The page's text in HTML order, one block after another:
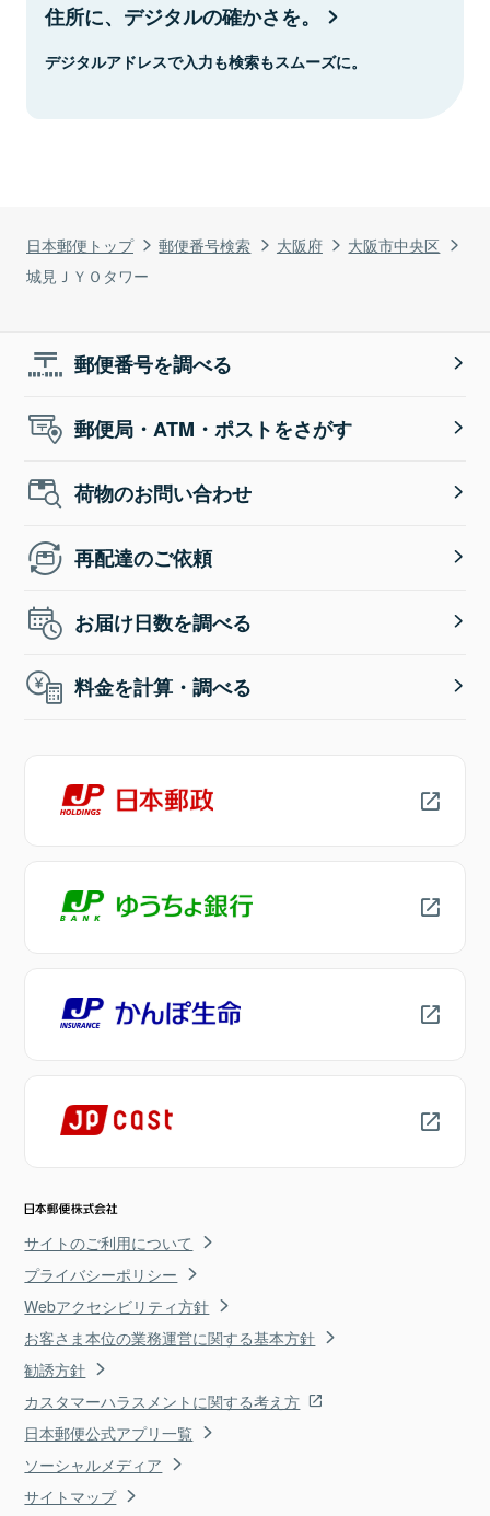
日本郵便トップ 郵便番号検索 大阪府
大阪市中央区
城見ＪＹＯタワー
住所に、デジタルの確かさを。
デジタルアドレスで入力も検索もスムーズに。
郵便番号を調べる
郵便局・ATM・ポストをさがす
荷物のお問い合わせ
再配達のご依頼
お届け日数を調べる
料金を計算・調べる
サイトのご利用について
プライバシーポリシー
Webアクセシビリティ方針
お客さま本位の業務運営に関する基本方針
勧誘方針
カスタマーハラスメントに関する考え方
日本郵便公式アプリ一覧
ソーシャルメディア
サイトマップ